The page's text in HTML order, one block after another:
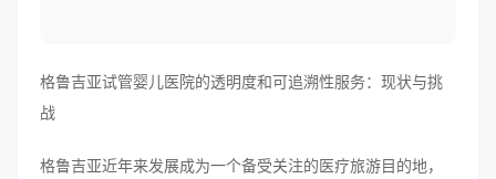
格鲁吉亚试管婴儿医院的透明度和可追溯性服务：现状与挑
战
格鲁吉亚近年来发展成为一个备受关注的医疗旅游目的地，